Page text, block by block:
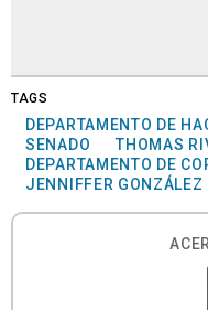
TAGS
DEPARTAMENTO DE
SENADO
THOMAS
DEPARTAMENTO DE
JENNIFFER GONZÁLEZ